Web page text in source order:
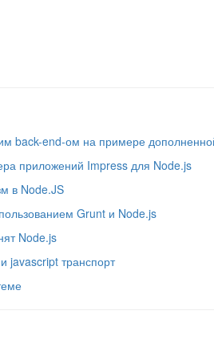
back-end-ом на примере
приложений Impress для Node.js
в Node.JS
Grunt и Node.js
Node.js
javascript транспорт